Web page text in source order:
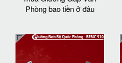
Phòng bao tiền ở đâu